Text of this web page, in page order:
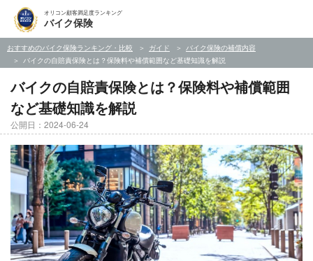
オリコン顧客満足度ランキング
バイク保険
おすすめのバイク保険ランキング・比較 ガイド
バイク保険の補償内容
バイクの自賠責保険とは？保険料や補償範囲など基礎知識を解説
バイクの自賠責保険とは？保険料や補償範囲
など基礎知識を解説
公開日：2024-06-24